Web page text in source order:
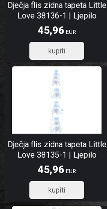
Dječja flis zidna tapeta Little
Love 38136-1 | Ljepilo
besplatno
45,96 EUR
36,77
Dječja flis zidna tapeta Little
Love 38135-1 | Ljepilo
besplatno
45,96 EUR
36,77